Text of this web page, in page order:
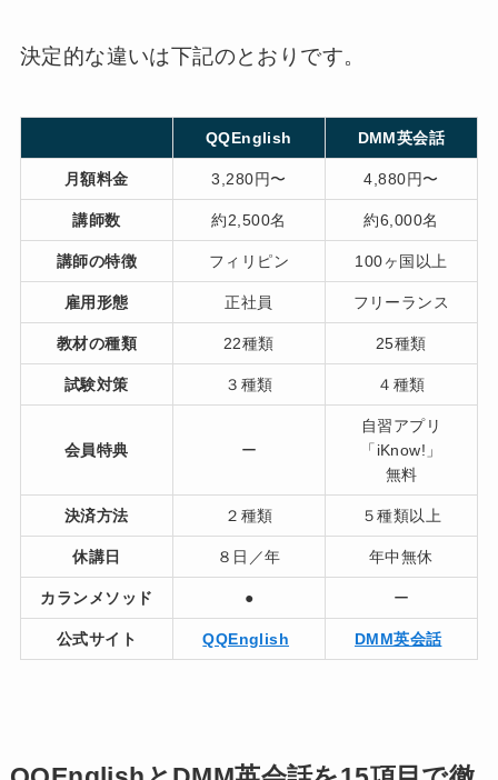
決定的な違いは下記のとおりです。
QQEnglish DMM英会話
月額料金 3,280円〜 4,880円〜
講師数 約2,500名 約6,000名
講師の特徴 フィリピン 100ヶ国以上
雇用形態 正社員 フリーランス
教材の種類 22種類 25種類
試験対策 ３種類 ４種類
会員特典 ー
自習アプリ
「iKnow!」
無料
決済方法 ２種類 ５種類以上
休講日 ８日／年 年中無休
カランメソッド ● ー
公式サイト QQEnglish DMM英会話